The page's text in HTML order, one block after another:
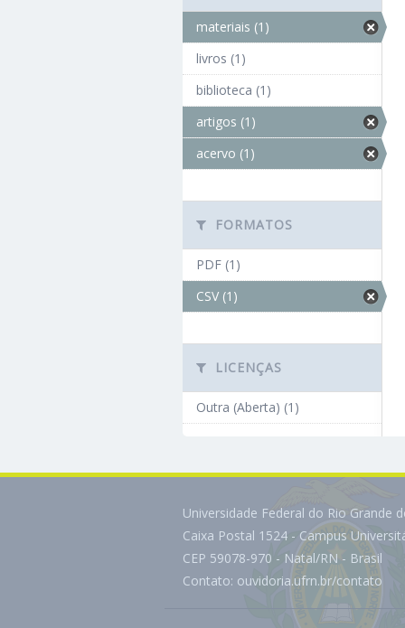
materiais (1)
livros (1)
biblioteca (1)
artigos (1)
acervo (1)
FORMATOS
PDF (1)
CSV (1)
LICENÇAS
Outra (Aberta) (1)
Universidade Federal do Rio Grande
Caixa Postal 1524 - Campus
CEP 59078-970 - Natal/RN - Brasil
Contato: ouvidoria.ufrn.br/contato